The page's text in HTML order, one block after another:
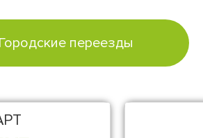
Городские переезды